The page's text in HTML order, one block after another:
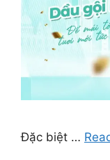
Đặc biệt …